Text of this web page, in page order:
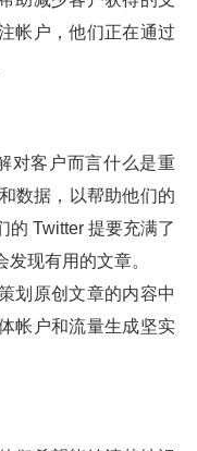
帐户，他们正在通过
对客户而言什么是重
数据，以帮助他们的
的 Twitter 提要充满了
现有用的文章。
划原创文章的内容中
帐户和流量生成坚实